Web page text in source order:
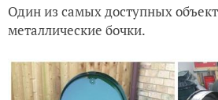
Один из самых доступных
металлические бочки.